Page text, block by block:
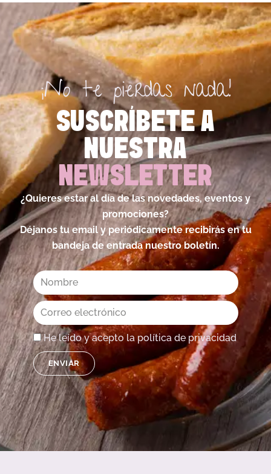
¡No te pierdas nada!
SUSCRÍBETE A
NUESTRA
NEWSLETTER
¿Quieres estar al día de las novedades, eventos y
promociones?
Déjanos tu email y periódicamente recibirás en tu
bandeja de entrada nuestro boletín.
Nombre
Correo
electrónico
He leído y acepto la política de privacidad
ENVIAR